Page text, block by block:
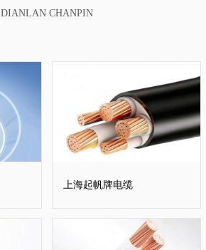
DIANLAN CHANPIN
上海起帆牌电缆